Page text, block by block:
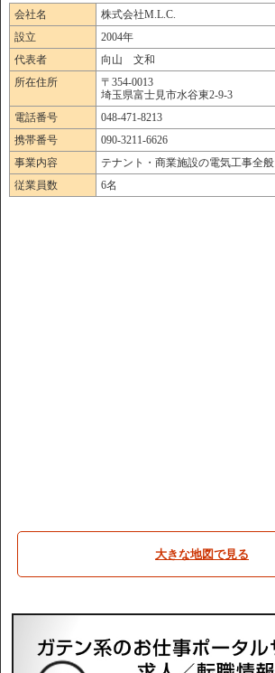
会社名
株式会社M.L.C.
設立
2004年
代表者
向山 文和
所在住所
〒354-0013
埼玉県富士見市水谷東2-9-3
電話番号
048-471-8213
携帯番号
090-3211-6626
事業内容
テナント・商業施設の電気工事全般
従業員数
6名
大きな地図で見る